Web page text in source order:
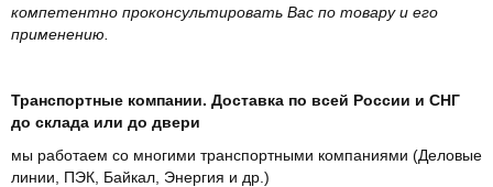
компетентно проконсультировать Вас по товару и его
применению.
Транспортные компании. Доставка по всей России и СНГ
до склада или до двери
мы работаем со многими транспортными компаниями (Деловые
линии, ПЭК, Байкал, Энергия и др.)